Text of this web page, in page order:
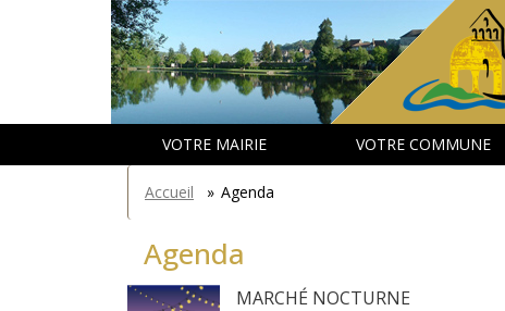
VOTRE MAIRIE VOTRE COMMUNE
You
are
here
Accueil » Agenda
Agenda
MARCHÉ NOCTURNE
Panneau de gestion des cookies